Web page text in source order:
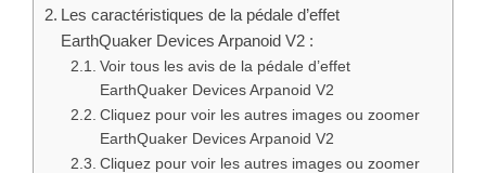
Les caractéristiques de la pédale d’effet
EarthQuaker Devices Arpanoid V2 :
Voir tous les avis de la pédale d’effet
EarthQuaker Devices Arpanoid V2
Cliquez pour voir les autres images ou zoomer
EarthQuaker Devices Arpanoid V2
Cliquez pour voir les autres images ou zoomer